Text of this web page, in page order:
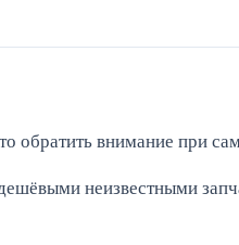
обратить внимание при
неизвестными